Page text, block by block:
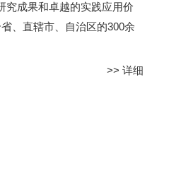
究成果和卓越的实践应用价
、直辖市、自治区的300余
>> 详细